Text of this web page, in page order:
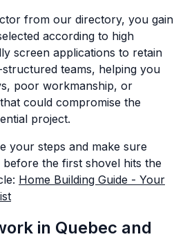
from our directory, you gain
according to high
screen applications to retain
teams, helping you
poor workmanship, or
could compromise the
project.
your steps and make sure
the first shovel hits the
Home Building Guide - Your
in Quebec and